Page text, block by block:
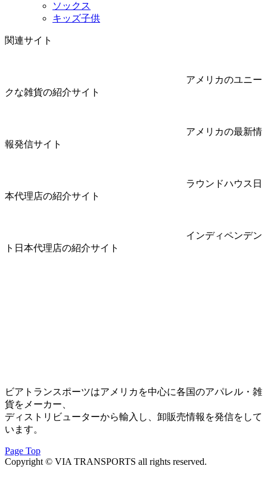
ソックス
キッズ子供
関連サイト
アメリカのユニー
クな雑貨の紹介サイト
アメリカの最新情
報発信サイト
ラウンドハウス日
本代理店の紹介サイト
インディペンデン
ト日本代理店の紹介サイト
ビアトランスポーツはアメリカを中心に各国のアパレル・雑
貨をメーカー、
ディストリビューターから輸入し、卸販売情報を発信をして
います。
Page Top
Copyright © VIA TRANSPORTS all rights reserved.